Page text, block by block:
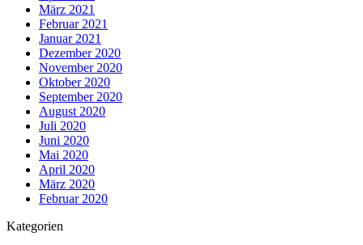
März 2021
Februar 2021
Januar 2021
Dezember 2020
November 2020
Oktober 2020
September 2020
August 2020
Juli 2020
Juni 2020
Mai 2020
April 2020
März 2020
Februar 2020
Kategorien